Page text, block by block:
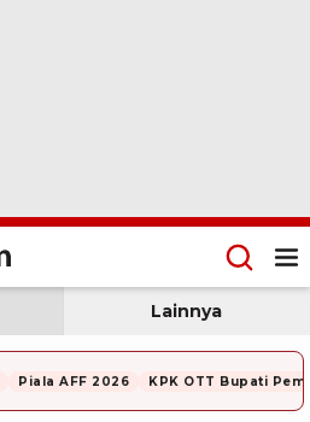
Lainnya
Piala AFF 2026 KPK OTT Bupati